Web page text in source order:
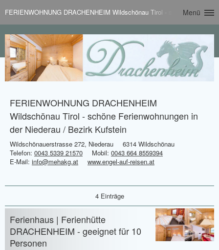
FERIENWOHNUNG DRACHENHEIM Wildschönau Tirol - schöneMenü
FERIENWOHNUNG DRACHENHEIM
Wildschönau Tirol - schöne Ferienwohnungen in
der Niederau / Bezirk Kufstein
Wildschönauerstrasse 272, Niederau
6314 Wildschönau
Telefon: 0043 5339 21570 Mobil: 0043 664 8559394
E-Mail: info@mehakg.at www.engel-auf-reisen.at
4 Einträge
Ferienhaus | Ferienhütte
DRACHENHEIM - geeignet für 10
Personen